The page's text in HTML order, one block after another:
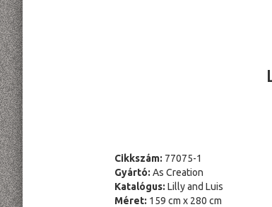
Cikkszám: 77075-1
Gyártó: As Creation
Katalógus: Lilly and Luis
Méret: 159 cm x 280 cm